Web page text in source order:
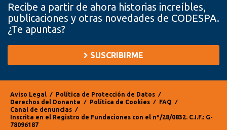
Recibe a partir de ahora historias increíbles,
publicaciones y otras novedades de CODESPA.
¿Te apuntas?
SUSCRIBIRME
Aviso Legal ⁄ Política de Protección de Datos
⁄
Derechos del Donante
⁄ Política de Cookies ⁄ FAQ
⁄
Canal de denuncias
⁄
Inscrita en el Registro de Fundaciones con el nº/28/0832. C.I.F.: G-
78096187